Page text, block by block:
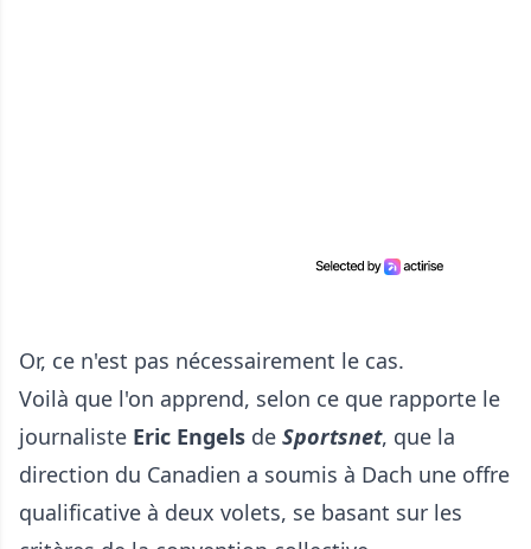
Or, ce n'est pas nécessairement le cas.
Voilà que l'on apprend, selon ce que rapporte le
journaliste Eric Engels de Sportsnet, que la
direction du Canadien a soumis à Dach une offre
qualificative à deux volets, se basant sur les